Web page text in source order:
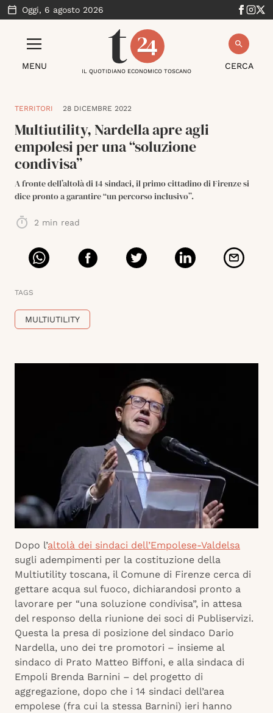
Oggi, 6 agosto 2026
MENU CERCA
IL QUOTIDIANO ECONOMICO TOSCANO
TERRITORI 28 DICEMBRE 2022
Multiutility, Nardella apre agli
empolesi per una “soluzione
condivisa”
A fronte dell’altolà di 14 sindaci, il primo cittadino di Firenze si
dice pronto a garantire “un percorso inclusivo”.
2 min read
TAGS
MULTIUTILITY
Dopo l’altolà dei sindaci dell’Empolese-Valdelsa
sugli adempimenti per la costituzione della
Multiutility toscana, il Comune di Firenze cerca di
gettare acqua sul fuoco, dichiarandosi pronto a
lavorare per “una soluzione condivisa”, in attesa
del responso della riunione dei soci di Publiservizi.
Questa la presa di posizione del sindaco Dario
Nardella, uno dei tre promotori – insieme al
sindaco di Prato Matteo Biffoni, e alla sindaca di
Empoli Brenda Barnini – del progetto di
aggregazione, dopo che i 14 sindaci dell’area
empolese (fra cui la stessa Barnini) ieri hanno